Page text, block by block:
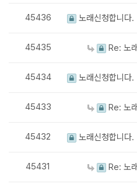
45436 노래신청합니다.
45435 Re: 노
45434 노래신청합니다.
45433 Re: 노
45432 노래신청합니다.
45431 Re: 노